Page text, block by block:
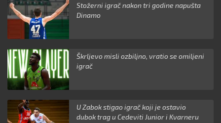
Stožerni igrač nakon tri godine napušta
Dinamo
Škrljevo misli ozbiljno, vratio se omiljeni
igrač
U Zabok stigao igrač koji je ostavio
dubok trag u Cedeviti Junior i Kvarneru